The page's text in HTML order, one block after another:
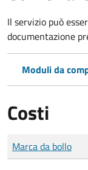
Il servizio può
documentazione
Moduli da
Costi
Tipo di pagamento
Importo
Marca da bollo